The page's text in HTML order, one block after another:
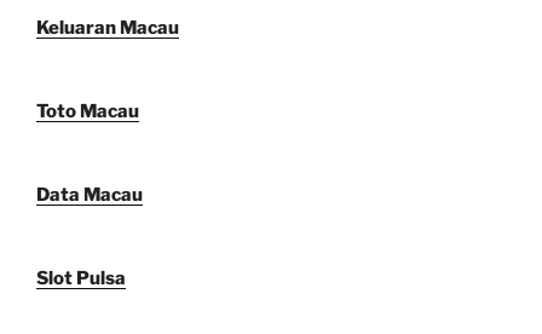
Keluaran Macau
Toto Macau
Data Macau
Slot Pulsa